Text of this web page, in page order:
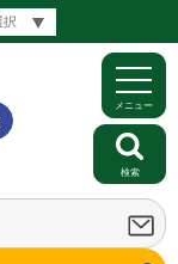
メニュー
検索